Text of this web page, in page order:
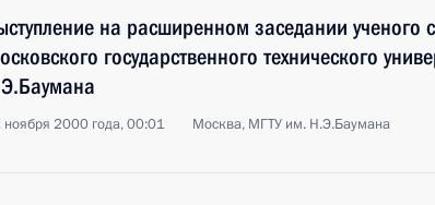
на расширенном заседании ученого
государственного технического
2000 года, 00:01 Москва, МГТУ им. Н.Э.Баумана